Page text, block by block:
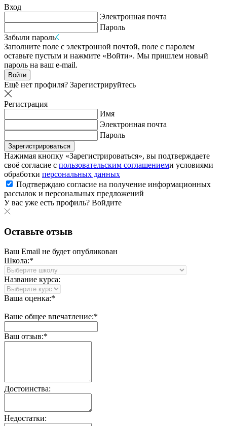
Вход
Электронная почта
Пароль
Забыли пароль
Заполните поле с электронной почтой, поле с паролем
оставьте пустым и нажмите «Войти». Мы пришлем новый
пароль на ваш e-mail.
Войти
Ещё нет профиля? Зарегистрируйтесь
Регистрация
Имя
Электронная почта
Пароль
Зарегистрироваться
Нажимая кнопку «Зарегистрироваться», вы подтверждаете
своё согласие с пользовательским соглашениеми условиями
обработки персональных данных
Подтверждаю согласие на получение информационных
рассылок и персональных предложений
У вас уже есть профиль? Войдите
Оставьте отзыв
Ваш Email не будет опубликован
Школа:*
Название курса:
Ваша оценка:*
Ваше общее впечатление:*
Ваш отзыв:*
Достоинства:
Недостатки: